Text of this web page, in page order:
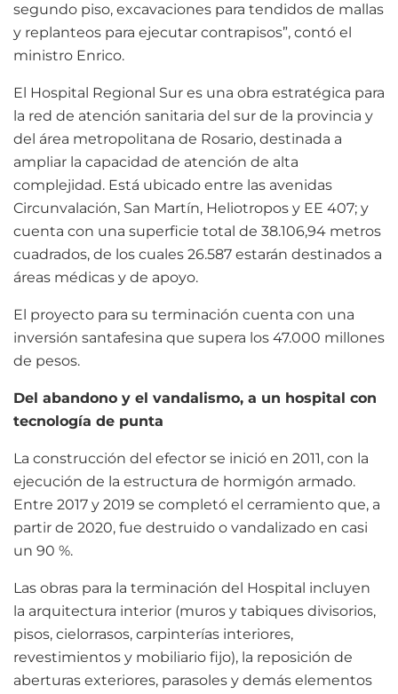
segundo piso, excavaciones para tendidos de mallas
y replanteos para ejecutar contrapisos”, contó el
ministro Enrico.
El Hospital Regional Sur es una obra estratégica para
la red de atención sanitaria del sur de la provincia y
del área metropolitana de Rosario, destinada a
ampliar la capacidad de atención de alta
complejidad. Está ubicado entre las avenidas
Circunvalación, San Martín, Heliotropos y EE 407; y
cuenta con una superficie total de 38.106,94 metros
cuadrados, de los cuales 26.587 estarán destinados a
áreas médicas y de apoyo.
El proyecto para su terminación cuenta con una
inversión santafesina que supera los 47.000 millones
de pesos.
Del abandono y el vandalismo, a un hospital con
tecnología de punta
La construcción del efector se inició en 2011, con la
ejecución de la estructura de hormigón armado.
Entre 2017 y 2019 se completó el cerramiento que, a
partir de 2020, fue destruido o vandalizado en casi
un 90 %.
Las obras para la terminación del Hospital incluyen
la arquitectura interior (muros y tabiques divisorios,
pisos, cielorrasos, carpinterías interiores,
revestimientos y mobiliario fijo), la reposición de
aberturas exteriores, parasoles y demás elementos